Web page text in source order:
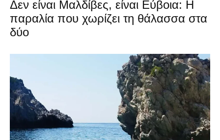
Δεν είναι Μαλδίβες, είναι Εύβοια: Η
παραλία που χωρίζει τη θάλασσα στα
δύο